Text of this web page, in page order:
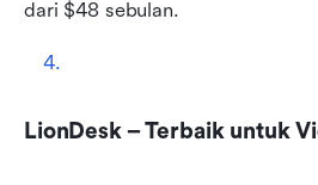
dari $48 sebulan.
LionDesk – Terbaik untuk